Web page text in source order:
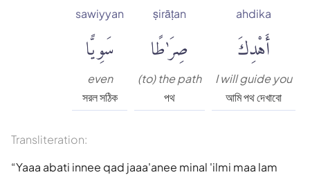
ahdika
أَهْدِكَ
I will guide you
আমি পথ দেখাবো
ṣirāṭan
صِرَٰطًا
(to) the path
পথ
sawiyyan
سَوِيًّا
even
সরল সঠিক
Transliteration:
Yaaa abati innee qad jaaa'anee minal 'ilmi maa lam